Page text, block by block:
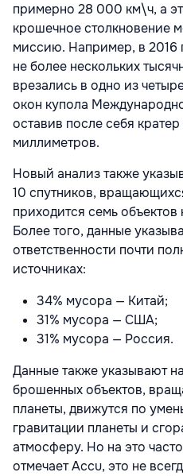
примерно 28 000 км\ч, а
крошечное столкновение
миссию. Например, в 2016
не более нескольких
врезались в одно из
окон купола
оставив после себя
миллиметров.
Новый анализ также
10 спутников,
приходится семь
Более того, данные
ответственности почти
источниках:
34% мусора — Китай;
31% мусора — США;
31% мусора — Россия.
Данные также указывают
брошенных объектов,
планеты, движутся по
гравитации планеты и
атмосферу. Но на это
отмечает Accu, это не